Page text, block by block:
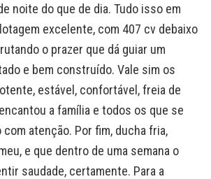
noite do que de dia. Tudo isso em
excelente, com 407 cv debaixo
o prazer que dá guiar um
e bem construído. Vale sim os
estável, confortável, freia de
a família e todos os que se
atenção. Por fim, ducha fria,
e que dentro de uma semana o
saudade, certamente. Para a